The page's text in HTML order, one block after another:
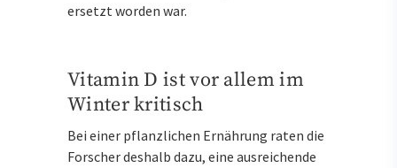
ersetzt worden war.
Vitamin D ist vor allem im
Winter kritisch
Bei einer pflanzlichen Ernährung raten die
Forscher deshalb dazu, eine ausreichende